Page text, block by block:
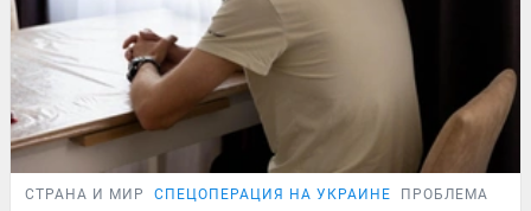
СТРАНА И МИР СПЕЦОПЕРАЦИЯ НА УКРАИНЕ ПРОБЛЕМА